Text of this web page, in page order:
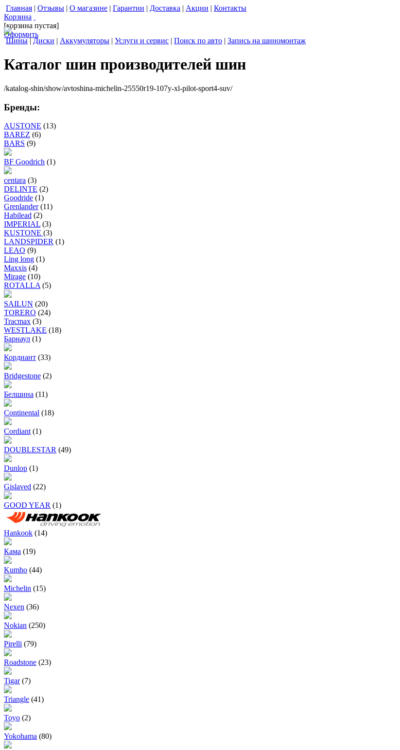
Главная | Отзывы | О магазине | Гарантии | Доставка | Акции | Контакты
Корзина
[корзина пустая]
Оформить
Шины | Диски | Аккумуляторы | Услуги и сервис | Поиск по авто | Запись на шиномонтаж
Каталог шин производителей шин
/katalog-shin/show/avtoshina-michelin-25550r19-107y-xl-pilot-sport4-suv/
Бренды:
AUSTONE (13)
BAREZ (6)
BARS (9)
BF Goodrich (1)
centara (3)
DELINTE (2)
Goodride (1)
Grenlander (11)
Habilead (2)
IMPERIAL (3)
KUSTONE (3)
LANDSPIDER (1)
LEAO (9)
Ling long (1)
Maxxis (4)
Mirage (10)
ROTALLA (5)
SAILUN (20)
TORERO (24)
Tracmax (3)
WESTLAKE (18)
Барнаул (1)
Кордиант (33)
Bridgestone (2)
Белшина (11)
Continental (18)
Cordiant (1)
DOUBLESTAR (49)
Dunlop (1)
Gislaved (22)
GOOD YEAR (1)
Hankook (14)
Кама (19)
Kumho (44)
Michelin (15)
Nexen (36)
Nokian (250)
Pirelli (79)
Roadstone (23)
Tigar (7)
Triangle (41)
Toyo (2)
Yokohama (80)